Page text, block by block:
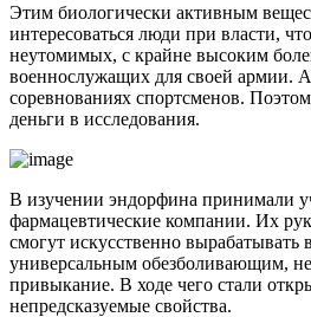
Этим биологически активным
интересоваться люди при власти,
неутомимых, с крайне высоким
военнослужащих для своей армии.
соревнованиях спортсменов.
деньги в исследования.
В изучении эндорфина принимали
фармацевтические компании. Их
смогут искусственно вырабатывать
универсальным обезболивающим,
привыкание. В ходе чего стали
непредсказуемые свойства.